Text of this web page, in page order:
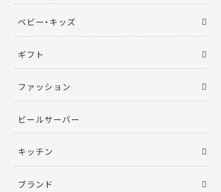
ベビー・キッズ
ギフト
ファッション
ビールサーバー
キッチン
ブランド